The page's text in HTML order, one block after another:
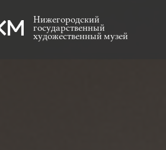
Нижегородский
государственный
художественный музей